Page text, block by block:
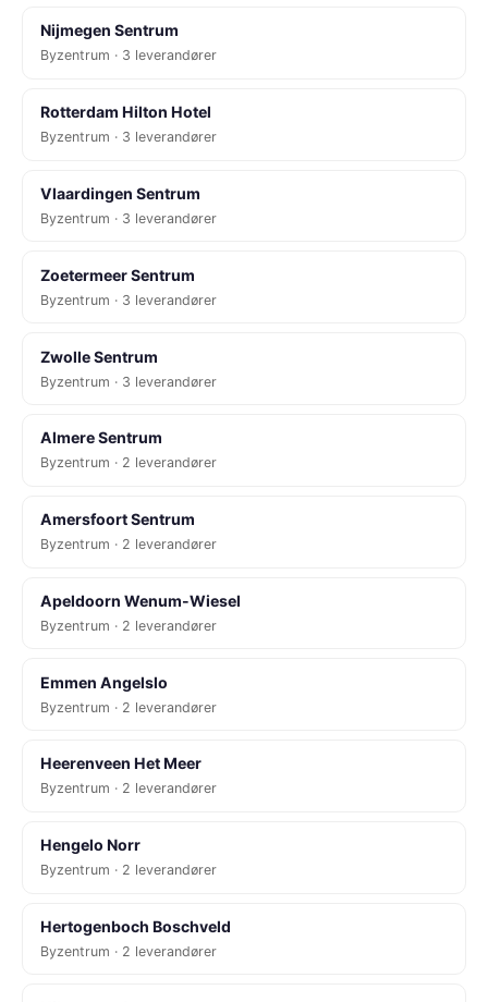
Nijmegen Sentrum
Byzentrum · 3 leverandører
Rotterdam Hilton Hotel
Byzentrum · 3 leverandører
Vlaardingen Sentrum
Byzentrum · 3 leverandører
Zoetermeer Sentrum
Byzentrum · 3 leverandører
Zwolle Sentrum
Byzentrum · 3 leverandører
Almere Sentrum
Byzentrum · 2 leverandører
Amersfoort Sentrum
Byzentrum · 2 leverandører
Apeldoorn Wenum-Wiesel
Byzentrum · 2 leverandører
Emmen Angelslo
Byzentrum · 2 leverandører
Heerenveen Het Meer
Byzentrum · 2 leverandører
Hengelo Norr
Byzentrum · 2 leverandører
Hertogenboch Boschveld
Byzentrum · 2 leverandører